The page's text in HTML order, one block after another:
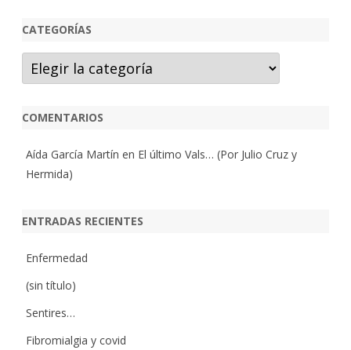
CATEGORÍAS
Categorías
COMENTARIOS
Aída García Martín en El último Vals… (Por Julio Cruz y
Hermida)
ENTRADAS RECIENTES
Enfermedad
(sin título)
Sentires…
Fibromialgia y covid